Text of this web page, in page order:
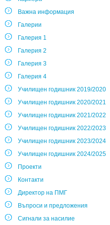
Важна информация
Галерии
Галерия 1
Галерия 2
Галерия 3
Галерия 4
Училищен годишник 2019/2020
Училищен годишник 2020/2021
Училищен годишник 2021/2022
Училищен годишник 2022/2023
Училищен годишник 2023/2024
Училищен годишник 2024/2025
Проекти
Контакти
Директор на ПМГ
Въпроси и предложения
Сигнали за насилие